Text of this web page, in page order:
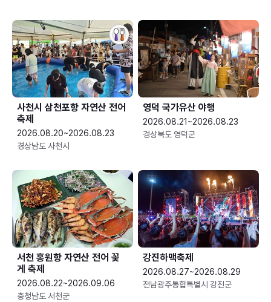
사천시 삼천포항 자연산 전어
축제
2026.08.20~2026.08.23
경상남도 사천시
영덕 국가유산 야행
2026.08.21~2026.08.23
경상북도 영덕군
서천 홍원항 자연산 전어 꽃
게 축제
2026.08.22~2026.09.06
충청남도 서천군
강진하맥축제
2026.08.27~2026.08.29
전남광주통합특별시 강진군